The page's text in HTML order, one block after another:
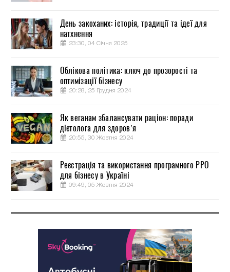
День закоханих: історія, традиції та ідеї для
натхнення
23:30, 04 Січня 2025
Облікова політика: ключ до прозорості та
оптимізації бізнесу
20:28, 25 Грудня 2024
Як веганам збалансувати раціон: поради
дієтолога для здоров’я
20:55, 30 Жовтня 2024
Реєстрація та використання програмного РРО
для бізнесу в Україні
09:49, 05 Жовтня 2024